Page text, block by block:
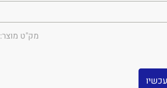
מק"ט מוצר: 036200059043